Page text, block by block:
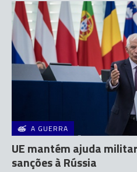
A GUERRA
UE mantém ajuda
sanções à Rússia